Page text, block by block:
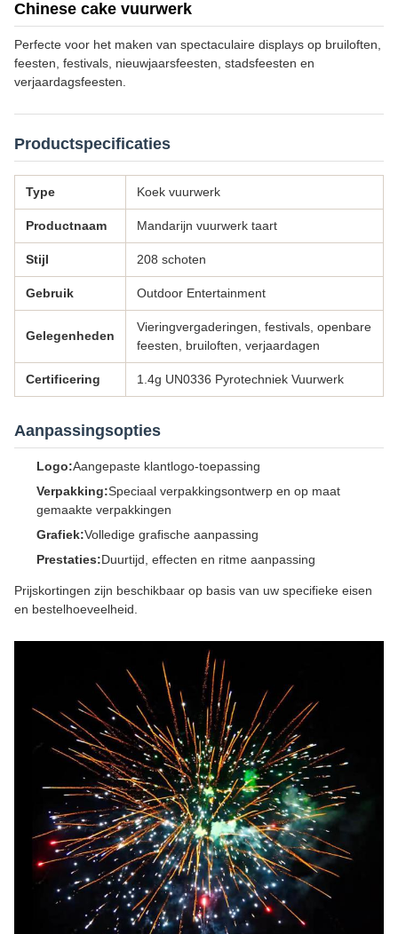
Chinese cake vuurwerk
Perfecte voor het maken van spectaculaire displays op bruiloften,
feesten, festivals, nieuwjaarsfeesten, stadsfeesten en
verjaardagsfeesten.
Productspecificaties
Type Koek vuurwerk
Productnaam Mandarijn vuurwerk taart
Stijl 208 schoten
Gebruik Outdoor Entertainment
Gelegenheden
Vieringvergaderingen, festivals, openbare
feesten, bruiloften, verjaardagen
Certificering 1.4g UN0336 Pyrotechniek Vuurwerk
Aanpassingsopties
Logo:Aangepaste klantlogo-toepassing
Verpakking:Speciaal verpakkingsontwerp en op maat
gemaakte verpakkingen
Grafiek:Volledige grafische aanpassing
Prestaties:Duurtijd, effecten en ritme aanpassing
Prijskortingen zijn beschikbaar op basis van uw specifieke eisen
en bestelhoeveelheid.